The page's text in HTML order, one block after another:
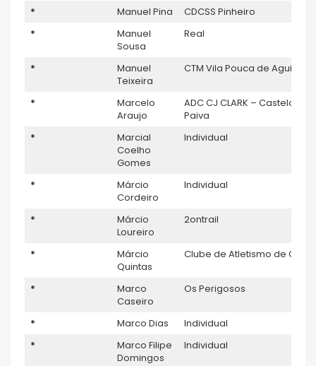
*
Manuel Pina
CDCSS Pinheiro
*
Manuel
Sousa
Real
*
Manuel
Teixeira
CTM Vila Pouca de Aguiar
*
Marcelo
Araujo
ADC CJ CLARK – Castelo de
Paiva
*
Marcial
Coelho
Gomes
Individual
*
Márcio
Cordeiro
Individual
*
Márcio
Loureiro
2ontrail
*
Márcio
Quintas
Clube de Atletismo de Ovar
*
Marco
Caseiro
Os Perigosos
* Marco Dias
Individual
*
Marco Filipe
Domingos
Individual